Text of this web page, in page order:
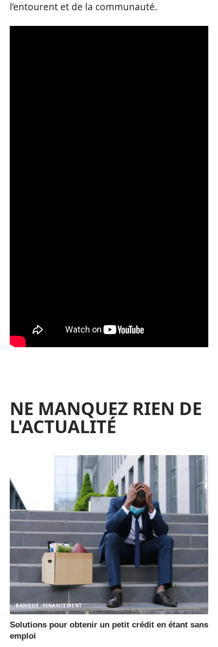
l’entourent et de la communauté.
NE MANQUEZ RIEN DE
L'ACTUALITÉ
BANQUE FINANCEMENT
Solutions pour obtenir un petit crédit en étant sans
emploi